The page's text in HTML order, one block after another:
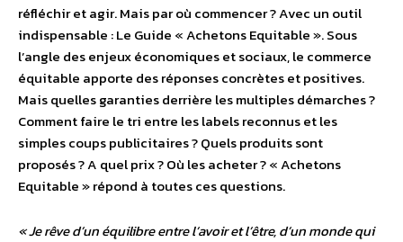
réfléchir et agir. Mais par où commencer ? Avec un outil
indispensable : Le Guide « Achetons Equitable ». Sous
l’angle des enjeux économiques et sociaux, le commerce
équitable apporte des réponses concrètes et positives.
Mais quelles garanties derrière les multiples démarches ?
Comment faire le tri entre les labels reconnus et les
simples coups publicitaires ? Quels produits sont
proposés ? A quel prix ? Où les acheter ? « Achetons
Equitable » répond à toutes ces questions.
« Je rêve d’un équilibre entre l’avoir et l’être, d’un monde qui